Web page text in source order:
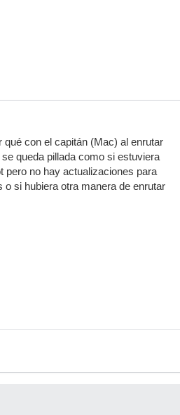
con el capitán (Mac) al enrutar
queda pillada como si estuviera
pero no hay actualizaciones para
o si hubiera otra manera de enrutar